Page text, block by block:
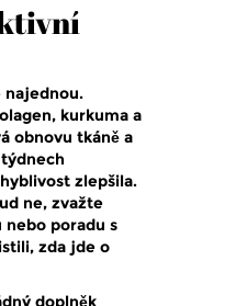
najednou.
kurkuma a
obnovu tkáně a
zlepšila.
ne, zvažte
poradu s
zda jde o
doplněk